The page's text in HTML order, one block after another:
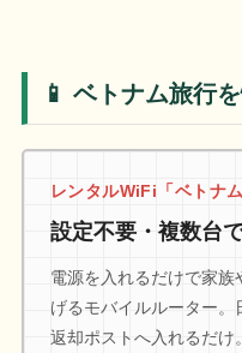
📱 ベトナム旅行
レンタルWiFi「ベトナム
設定不要・複数台
電源を入れるだけで家
げるモバイルルーター
返却ポストへ入れるだ